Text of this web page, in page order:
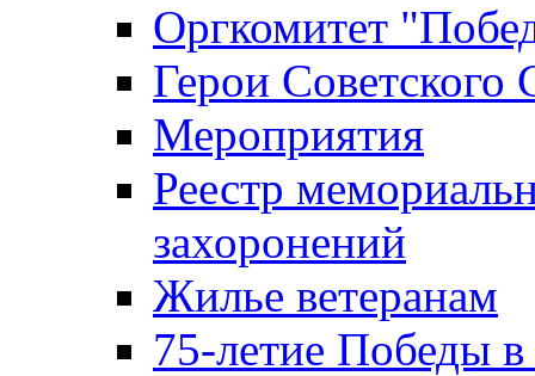
Оргкомитет
Герои Советского
Мероприятия
Реестр
захоронений
Жилье ветеранам
75-летие Победы